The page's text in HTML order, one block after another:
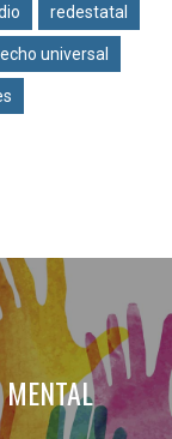
redestatal
universal